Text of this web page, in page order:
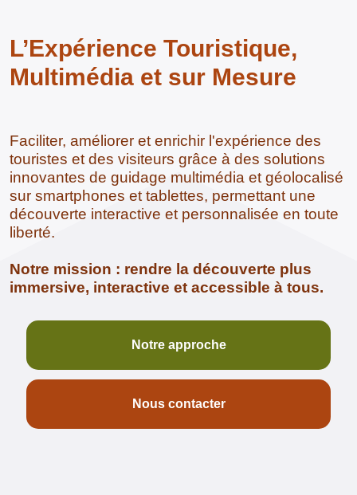
L’Expérience Touristique,
Multimédia et sur Mesure
Faciliter, améliorer et enrichir l'expérience des
touristes et des visiteurs grâce à des solutions
innovantes de guidage multimédia et géolocalisé
sur smartphones et tablettes, permettant une
découverte interactive et personnalisée en toute
liberté.
Notre mission : rendre la découverte plus
immersive, interactive et accessible à tous.
Notre approche
Nous contacter